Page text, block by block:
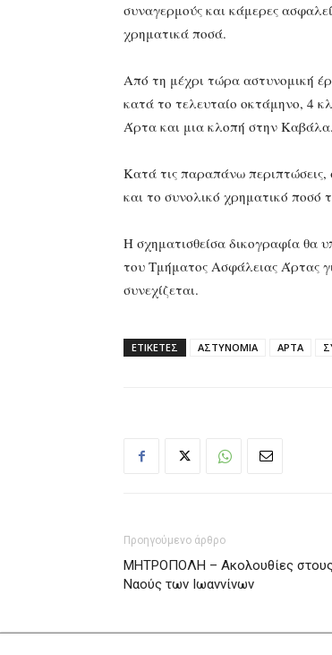
συναγερμούς και κάμερες
χρηματικά ποσά.
Από τη μέχρι τώρα αστυνομική
κατά το τελευταίο οκτάμηνο, 4
Άρτα και μια κλοπή στην Καβάλα.
Κατά τις παραπάνω περιπτώσεις,
και το συνολικό χρηματικό ποσό
Η σχηματισθείσα δικογραφία θα
του Τμήματος Ασφάλειας Άρτας
συνεχίζεται.
ΕΤΙΚΕΤΕΣ ΑΣΤΥΝΟΜΙΑ ΑΡΤΑ
Προηγούμενο άρθρο
ΜΗΤΡΟΠΟΛΗ – Ακολουθίες στους
Ναούς των Ιωαννίνων